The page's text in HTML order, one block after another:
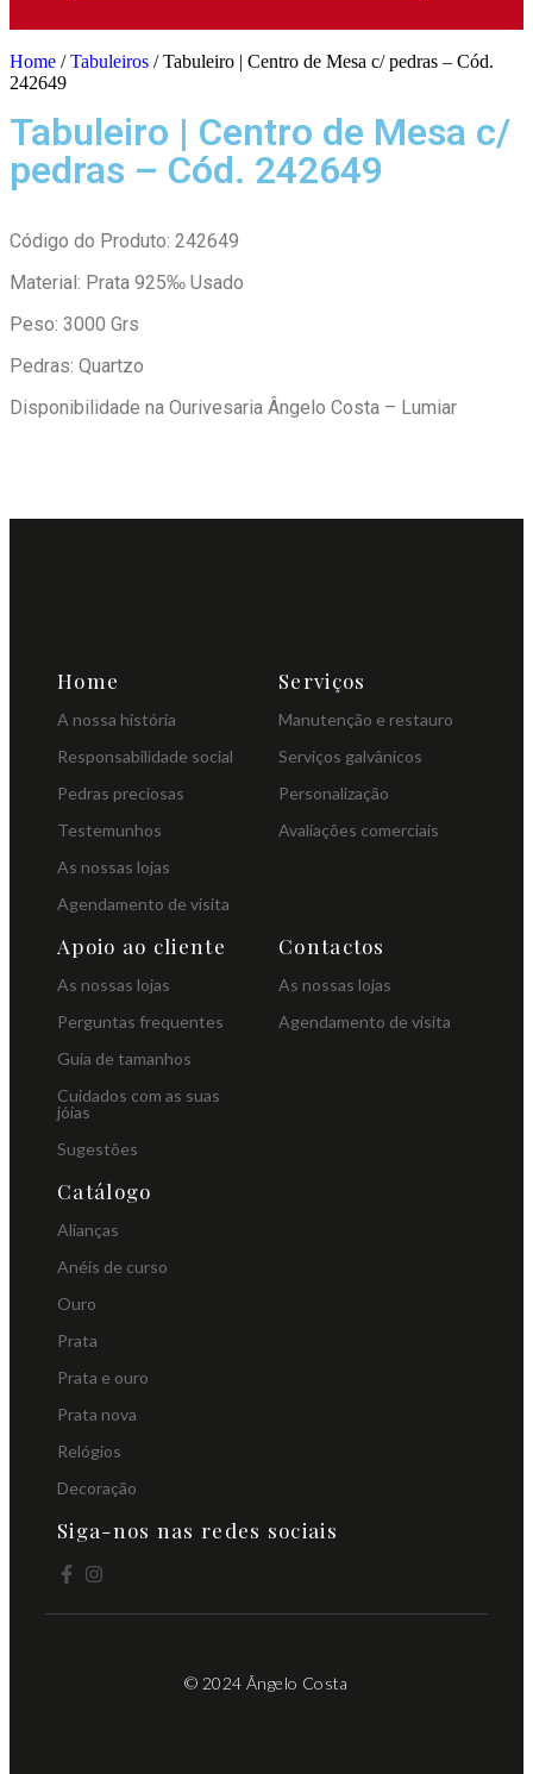
Home /Tabuleiros / Tabuleiro | Centro de Mesa c/ pedras – Cód.
242649
Tabuleiro | Centro de Mesa c/
pedras – Cód. 242649
Código do Produto: 242649
Material: Prata 925‰ Usado
Peso: 3000 Grs
Pedras: Quartzo
Disponibilidade na Ourivesaria Ângelo Costa – Lumiar
Home
A nossa história
Responsabilidade social
Pedras preciosas
Testemunhos
As nossas lojas
Agendamento de visita
Serviços
Manutenção e restauro
Serviços galvânicos
Personalização
Avaliações comerciais
Apoio ao cliente
As nossas lojas
Perguntas frequentes
Guia de tamanhos
Cuidados com as suas
jóias
Sugestões
Contactos
As nossas lojas
Agendamento de visita
Catálogo
Alianças
Anéis de curso
Ouro
Prata
Prata e ouro
Prata nova
Relógios
Decoração
Siga-nos nas redes sociais
© 2024 Ângelo Costa